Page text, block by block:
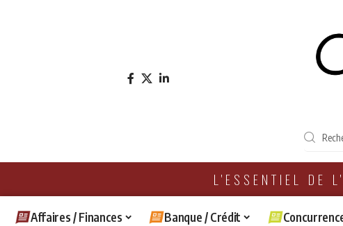
L'ESSENTIEL DE
Affaires / Finances Banque / Crédit